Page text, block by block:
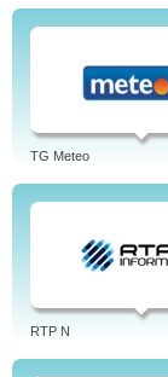
TG Meteo
RTP N